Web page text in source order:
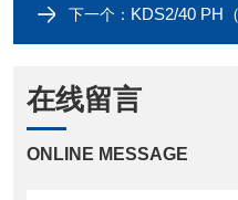
下一个： KDS2/40 PH
在线留言
ONLINE MESSAGE